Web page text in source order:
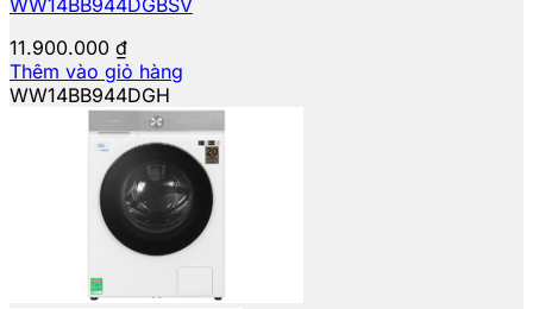
11.900.000 ₫
Thêm vào giỏ hàng
WW14BB944DGH